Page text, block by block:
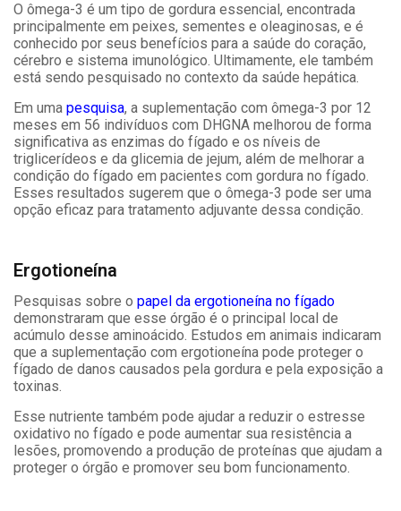
O ômega-3 é um tipo de gordura essencial, encontrada
principalmente em peixes, sementes e oleaginosas, e é
conhecido por seus benefícios para a saúde do coração,
cérebro e sistema imunológico. Ultimamente, ele também
está sendo pesquisado no contexto da saúde hepática.
Em uma pesquisa, a suplementação com ômega-3 por 12
meses em 56 indivíduos com DHGNA melhorou de forma
significativa as enzimas do fígado e os níveis de
triglicerídeos e da glicemia de jejum, além de melhorar a
condição do fígado em pacientes com gordura no fígado.
Esses resultados sugerem que o ômega-3 pode ser uma
opção eficaz para tratamento adjuvante dessa condição.
Ergotioneína
Pesquisas sobre o papel da ergotioneína no fígado
demonstraram que esse órgão é o principal local de
acúmulo desse aminoácido. Estudos em animais indicaram
que a suplementação com ergotioneína pode proteger o
fígado de danos causados pela gordura e pela exposição a
toxinas.
Esse nutriente também pode ajudar a reduzir o estresse
oxidativo no fígado e pode aumentar sua resistência a
lesões, promovendo a produção de proteínas que ajudam a
proteger o órgão e promover seu bom funcionamento.